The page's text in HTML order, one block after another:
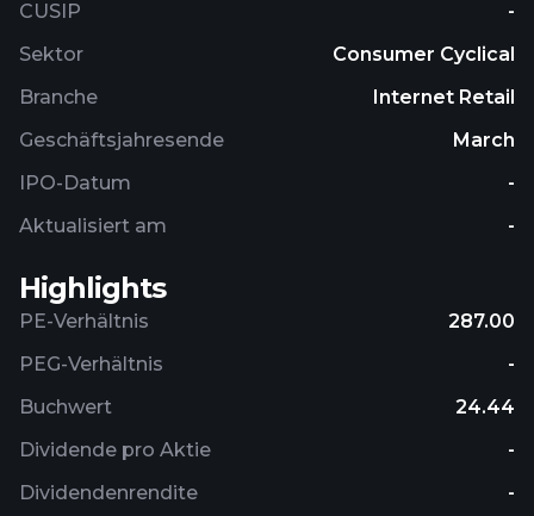
customers within minutes. In addition, it engages
in the provision of event organizing, and payment
the trading, financing, and investment activities.
The company was incorporated in 2010 and is
CUSIP
-
Sektor
Consumer Cyclical
Branche
Internet Retail
Geschäftsjahresende
March
IPO-Datum
-
Aktualisiert am
-
Highlights
PE-Verhältnis
287.00
PEG-Verhältnis
-
Buchwert
24.44
Dividende pro Aktie
-
Dividendenrendite
-